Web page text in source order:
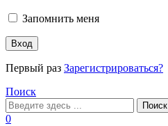
Запомнить меня
Вход
Первый раз Зарегистрироваться?
Поиск
Поиск
0